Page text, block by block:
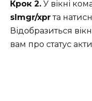
Крок 2. У вікні
slmgr/xprта
Відобразиться
вам про статус